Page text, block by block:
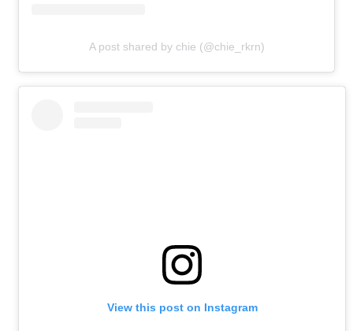
A post shared by chie (@chie_rkrn)
View this post on Instagram